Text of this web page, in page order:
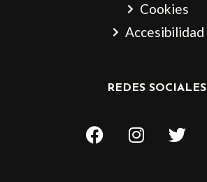
Cookies
Accesibilidad
REDES SOCIALES
F
a
I
n
T
w